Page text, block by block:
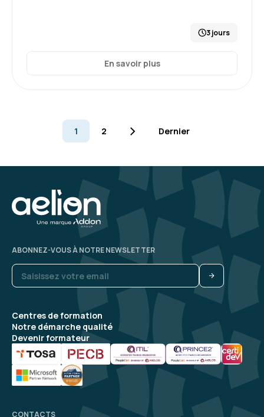
3 jours
En savoir plus
1 2 Dernier
Centres de formation
Notre démarche qualité
Devenir formateur
ABONNEZ-VOUS À NOTRE NEWSLETTER
CONTACTS